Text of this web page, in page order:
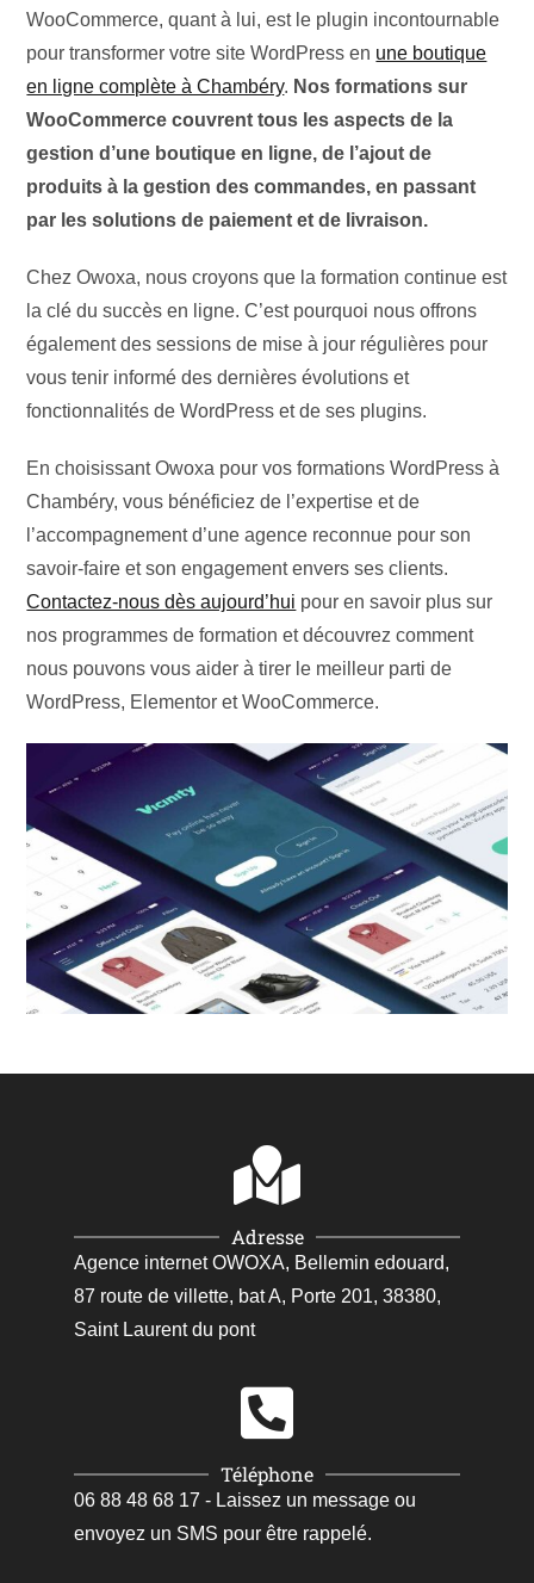
WooCommerce, quant à lui, est le plugin incontournable
pour transformer votre site WordPress en une boutique
en ligne complète à Chambéry. Nos formations sur
WooCommerce couvrent tous les aspects de la
gestion d’une boutique en ligne, de l’ajout de
produits à la gestion des commandes, en passant
par les solutions de paiement et de livraison.
Chez Owoxa, nous croyons que la formation continue est
la clé du succès en ligne. C’est pourquoi nous offrons
également des sessions de mise à jour régulières pour
vous tenir informé des dernières évolutions et
fonctionnalités de WordPress et de ses plugins.
En choisissant Owoxa pour vos formations WordPress à
Chambéry, vous bénéficiez de l’expertise et de
l’accompagnement d’une agence reconnue pour son
savoir-faire et son engagement envers ses clients.
Contactez-nous dès aujourd’hui pour en savoir plus sur
nos programmes de formation et découvrez comment
nous pouvons vous aider à tirer le meilleur parti de
WordPress, Elementor et WooCommerce.
Adresse
Agence internet OWOXA, Bellemin edouard,
87 route de villette, bat A, Porte 201, 38380,
Saint Laurent du pont
Téléphone
06 88 48 68 17 - Laissez un message ou
envoyez un SMS pour être rappelé.